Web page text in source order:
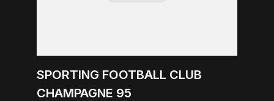
SPORTING FOOTBALL CLUB
CHAMPAGNE 95